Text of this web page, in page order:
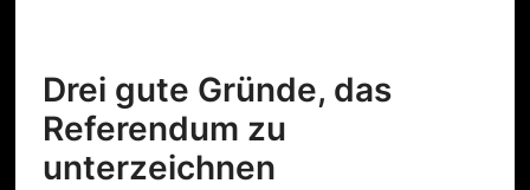
Drei gute Gründe, das
Referendum zu
unterzeichnen